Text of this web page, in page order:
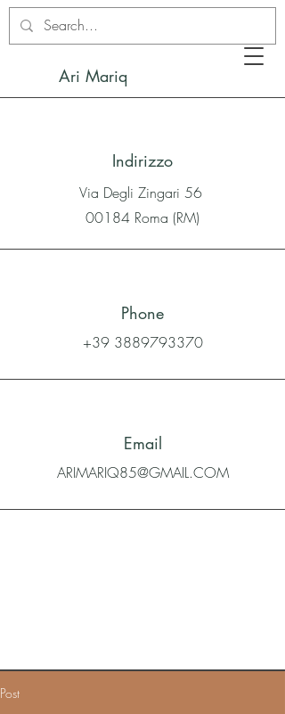
Ari Mariq
Indirizzo
Via Degli Zingari 56
00184 Roma (RM)
Phone
+39 3889793370
Email
ARIMARIQ85@GMAIL.COM
Post